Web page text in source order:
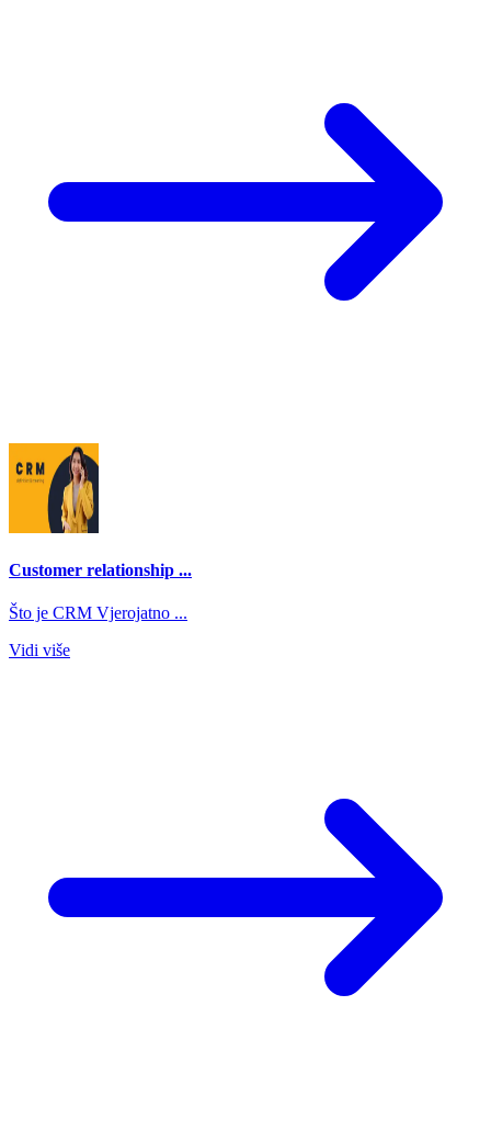
Customer relationship ...
Što je CRM Vjerojatno ...
Vidi više